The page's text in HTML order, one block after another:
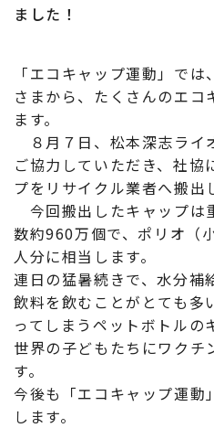
ました！
「エコキャップ運動」で
さまから、たくさんのエコ
ます。
８月７日、松本深志ライ
ご協力していただき、社協
プをリサイクル業者へ搬出
今回搬出したキャップは
数約960万個で、ポリオ（
人分に相当します。
連日の猛暑続きで、水分補
飲料を飲むことがとても多
ってしまうペットボトルの
世界の子どもたちにワクチ
す。
今後も「エコキャップ運動
します。